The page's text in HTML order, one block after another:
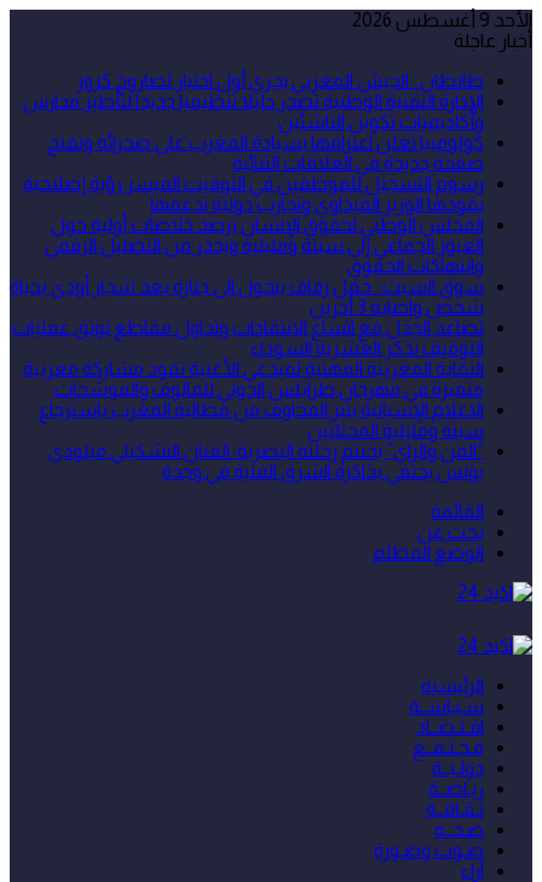
الأحد 9 أغسطس 2026
أخبار عاجلة
طانطان.. الجيش المغربي يجري أول اختبار لصاروخ كروز
الإدارة التقنية الوطنية تصدر دليلا تنظيميا جديدا لتأطير مدارس
وأكاديميات تكوين الناشئين
كولومبيا تعلن اعترافها بسيادة المغرب على صحرائه وتفتح
صفحة جديدة في العلاقات الثنائية
رسوم التسجيل للموظفين في التوقيت الميسر رؤية إصلاحية
يقودها الوزير الميداوي وتجارب دولية تدعمها
المجلس الوطني لحقوق الإنسان يرصد خلاصات أولية حول
العبور الجماعي إلى سبتة ومليلية ويحذر من التضليل الرقمي
وانتهاكات الحقوق
سوق السبت.. حفل زفاف يتحول الى جنازة بعد شجار أودى بحياة
شخص واصابة 3 أخرين
تصاعد الجدل مع اتساع الانتقادات وتداول مقاطع توثق عمليات
التوقيف تذكر العشرية السوداء
النقابة المغربية المهنية لمبدعي الأغنية تقود مشاركة مغربية
متميزة في مهرجان طرابلس الدولي للمالوف والموشحات
الاعلام الإسبانية يثير المخاوف من مطالبة المغرب باسترجاع
سبتة ومليلية المحتلتين
“الفن والراي” يختتم رحلته البصرية: الفنان التشكيلي ميلودي
يونس يحتفي بذاكرة الشرق الفنية في وجدة
القائمة
بحث عن
الوضع المظلم
الرئيسية
سـيـاســة
اقـتـصــاد
مـجـتـمــع
دولـيــة
ريـاضــة
ثـقـافــة
صـحــة
صـوت وصـورة
آراء